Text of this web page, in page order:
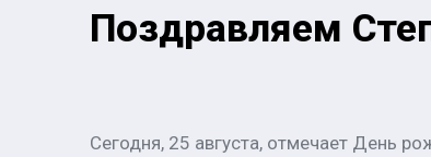
Поздравляем
Сегодня, 25 августа, отмечает День